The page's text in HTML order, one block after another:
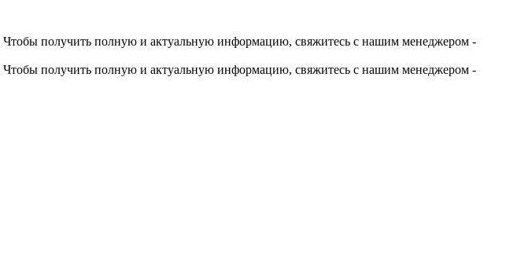
Чтобы получить полную и актуальную информацию, свяжитесь с нашим менеджером -
Чтобы получить полную и актуальную информацию, свяжитесь с нашим менеджером -